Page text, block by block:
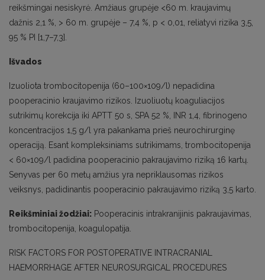
reikšmingai nesiskyrė. Amžiaus grupėje <60 m. kraujavimų
dažnis 2,1 %, > 60 m. grupėje – 7,4 %, p < 0,01, reliatyvi rizika 3,5,
95 % PI [1,7–7,3].
Išvados
Izuoliota trombocitopenija (60–100×109/l) nepadidina
pooperacinio kraujavimo rizikos. Izuoliuotų koaguliacijos
sutrikimų korekcija iki APTT 50 s, SPA 52 %, INR 1,4, fibrinogeno
koncentracijos 1,5 g/l yra pakankama prieš neurochirurginę
operaciją. Esant kompleksiniams sutrikimams, trombocitopenija
< 60×109/l padidina pooperacinio pakraujavimo riziką 16 kartų.
Senyvas per 60 metų amžius yra nepriklausomas rizikos
veiksnys, padidinantis pooperacinio pakraujavimo riziką 3,5 karto.
Reikšminiai žodžiai: Pooperacinis intrakranijinis pakraujavimas,
trombocitopenija, koagulopatija.
RISK FACTORS FOR POSTOPERATIVE INTRACRANIAL
HAEMORRHAGE AFTER NEUROSURGICAL PROCEDURES